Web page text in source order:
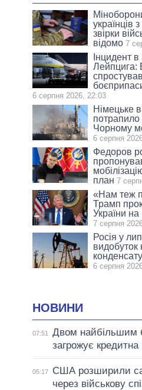
українців
звірки
відомо 7
Інцидент
Лейпцига:
6 серпня 2026, 22:03
Німецьке
потрапило
Чорному
6 серпня
Федоров
план 7
«Нам теж
Трамп
України
7 серпня
Росія у
видобуток
6 серпня
НОВИНИ
07:51
Двом найбільшим
загрожує кредитна
05:17
США розширили
через військову